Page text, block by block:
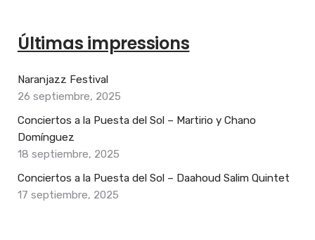
Últimas impressions
Naranjazz Festival
26 septiembre, 2025
Conciertos a la Puesta del Sol – Martirio y Chano
Domínguez
18 septiembre, 2025
Conciertos a la Puesta del Sol – Daahoud Salim Quintet
17 septiembre, 2025